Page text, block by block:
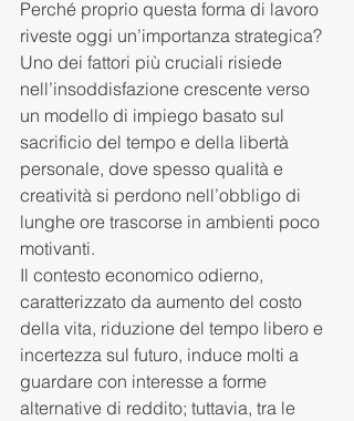
Perché proprio questa forma di lavoro
riveste oggi un’importanza strategica?
Uno dei fattori più cruciali risiede
nell’insoddisfazione crescente verso
un modello di impiego basato sul
sacrificio del tempo e della libertà
personale, dove spesso qualità e
creatività si perdono nell’obbligo di
lunghe ore trascorse in ambienti poco
motivanti.
Il contesto economico odierno,
caratterizzato da aumento del costo
della vita, riduzione del tempo libero e
incertezza sul futuro, induce molti a
guardare con interesse a forme
alternative di reddito; tuttavia, tra le